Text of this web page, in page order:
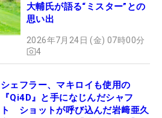
大輔氏が語る“ミスター”との
思い出
2026年7月24日 (金) 07時00分
4
シェフラー、マキロイも使用の
『Qi4D』と手になじんだシャフ
ト ショットが呼び込んだ岩﨑亜久